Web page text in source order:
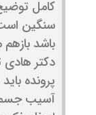
کامل
سنگین
باشد
دکتر هادی
پرونده
آسیب